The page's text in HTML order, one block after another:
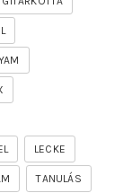
LECKE
TANULÁS